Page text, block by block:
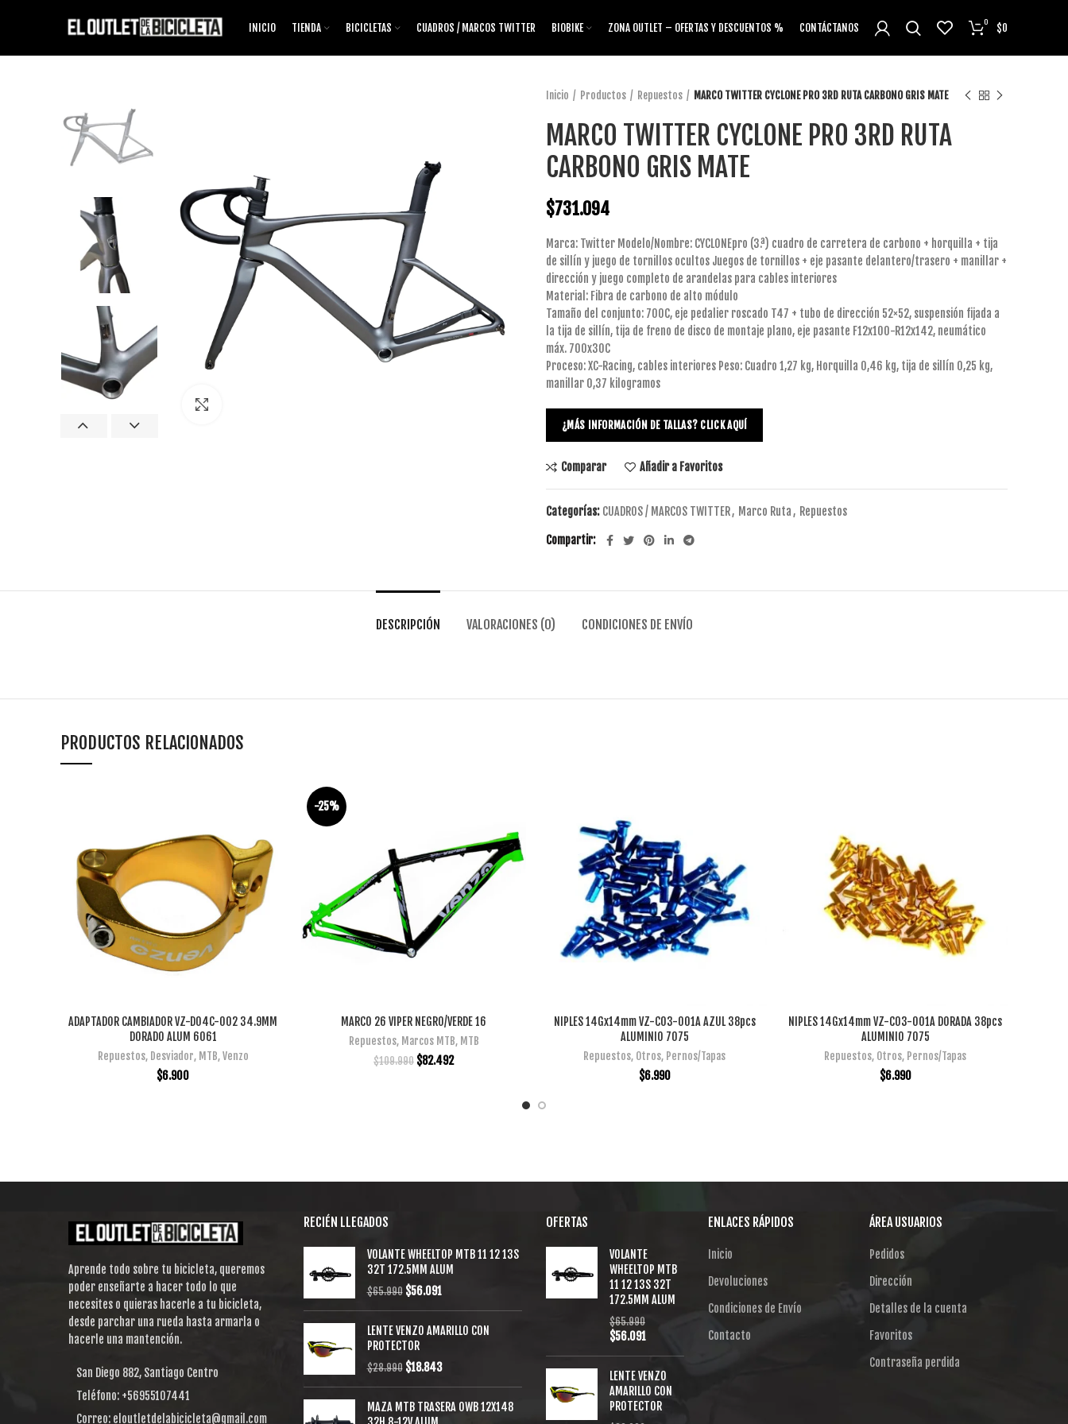
INICIO TIENDA BICICLETAS CUADROS / MARCOS TWITTER BIOBIKE ZONA OUTLET – OFERTAS Y DESCUENTOS % CONTÁCTANOS 0 $0
Inicio Productos Repuestos MARCO TWITTER CYCLONE PRO 3RD RUTA CARBONO GRIS MATE
MARCO TWITTER CYCLONE PRO 3RD RUTA
CARBONO GRIS MATE
$731.094
Marca: Twitter Modelo/Nombre: CYCLONEpro (3.ª) cuadro de carretera de carbono + horquilla + tija
de sillín y juego de tornillos ocultos Juegos de tornillos + eje pasante delantero/trasero + manillar +
dirección y juego completo de arandelas para cables interiores
Material: Fibra de carbono de alto módulo
Tamaño del conjunto: 700C, eje pedalier roscado T47 + tubo de dirección 52×52, suspensión fijada a
la tija de sillín, tija de freno de disco de montaje plano, eje pasante F12x100-R12x142, neumático
máx. 700x30C
Proceso: XC-Racing, cables interiores Peso: Cuadro 1,27 kg, Horquilla 0,46 kg, tija de sillín 0,25 kg,
manillar 0,37 kilogramos
¿MÁS INFORMACIÓN DE TALLAS? CLICK AQUÍ
Comparar Añadir a Favoritos
Categorías: CUADROS / MARCOS TWITTER, Marco Ruta, Repuestos
Compartir
DESCRIPCIÓN VALORACIONES (0) CONDICIONES DE ENVÍO
PRODUCTOS RELACIONADOS
AÑADIR AL CARRITO
ADAPTADOR CAMBIADOR VZ-D04C-002 34.9MM
DORADO ALUM 6061
Repuestos, Desviador, MTB,Venzo
$6.900
-25%
AÑADIR AL CARRITO
MARCO 26 VIPER NEGRO/VERDE 16
Repuestos, Marcos MTB, MTB
$109.990 $82.492
AÑADIR AL CARRITO
NIPLES 14Gx14mm VZ-C03-001A AZUL 38pcs
ALUMINIO 7075
Repuestos, Otros, Pernos/Tapas
$6.990
AÑADIR AL CARRITO
NIPLES 14Gx14mm VZ-C03-001A DORADA 38pcs
ALUMINIO 7075
Repuestos, Otros, Pernos/Tapas
$6.990
Aprende todo sobre tu bicicleta, queremos
poder enseñarte a hacer todo lo que
necesites o quieras hacerle a tu bicicleta,
desde parchar una rueda hasta armarla o
hacerle una mantención.
San Diego 882, Santiago Centro
Teléfono: +56955107441
Correo: eloutletdelabicicleta@gmail.com
RECIÉN LLEGADOS
VOLANTE WHEELTOP MTB 11 12 13S
32T 172.5MM ALUM
$65.990 $56.091
LENTE VENZO AMARILLO CON
PROTECTOR
$28.990 $18.843
MAZA MTB TRASERA OWB 12X148
OFERTAS
VOLANTE
WHEELTOP MTB
11 12 13S 32T
172.5MM ALUM
$65.990
$56.091
LENTE VENZO
AMARILLO CON
PROTECTOR
ENLACES RÁPIDOS
Inicio
Devoluciones
Condiciones de Envío
Contacto
ÁREA USUARIOS
Pedidos
Dirección
Detalles de la cuenta
Favoritos
Contraseña perdida